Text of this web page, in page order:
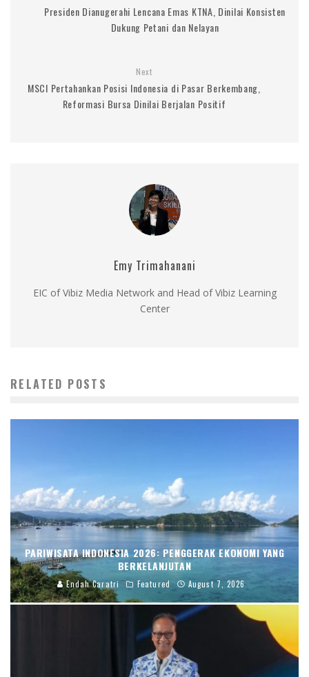
Presiden Dianugerahi Lencana Emas KTNA, Dinilai Konsisten
Dukung Petani dan Nelayan
Next
MSCI Pertahankan Posisi Indonesia di Pasar Berkembang,
Reformasi Bursa Dinilai Berjalan Positif
Emy Trimahanani
EIC of Vibiz Media Network and Head of Vibiz Learning
Center
RELATED POSTS
PARIWISATA INDONESIA 2026: PENGGERAK EKONOMI YANG
BERKELANJUTAN
Endah Caratri Featured August 7, 2026